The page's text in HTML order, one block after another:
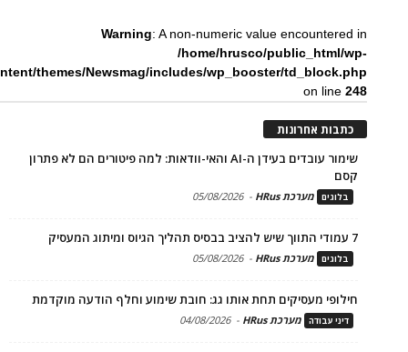
Warning: A non-numeric value encountered in
/home/hrusco/public_html/wp-
themes/Newsmag/includes/wp_booster/td_block.php
on line248
כתבות אחרונות
שימור עובדים בעידן ה-AI והאי-וודאות: למה פיטורים הם לא פתרון
קסם
בלוגים מערכת HRus -
05/08/2026
7 עמודי התווך שיש להציב בבסיס תהליך הגיוס ומיתוג המעסיק
בלוגים מערכת HRus -
05/08/2026
חילופי מעסיקים תחת אותו גג: חובת שימוע וחלף הודעה מוקדמת
דיני עבודה מערכת HRus -
04/08/2026